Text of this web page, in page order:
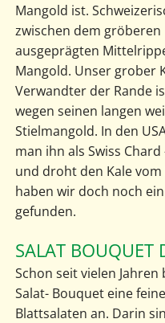
Mangold ist.
zwischen dem
ausgeprägten
Mangold. Unser grober
Verwandter der Rande
wegen seinen langen
Stielmangold. In den
man ihn als Swiss
und droht den Kale
haben wir doch noch
gefunden.
SALAT BOUQUET
Schon seit vielen
Salat- Bouquet eine
Blattsalaten an. Darin